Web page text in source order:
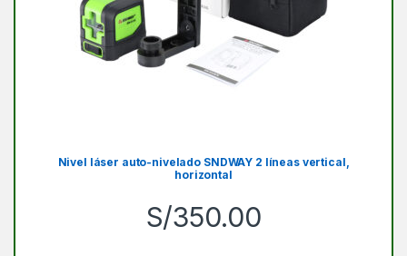
Nivel láser auto-nivelado SNDWAY 2 líneas vertical,
horizontal
S/350.00